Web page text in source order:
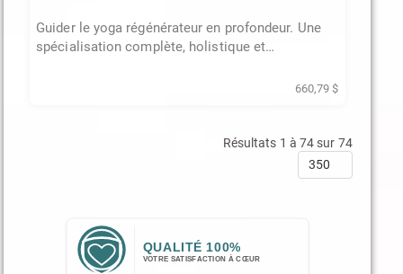
Guider le yoga régénérateur en profondeur. Une
spécialisation complète, holistique et
660,79 $
Résultats 1 à 74 sur 74